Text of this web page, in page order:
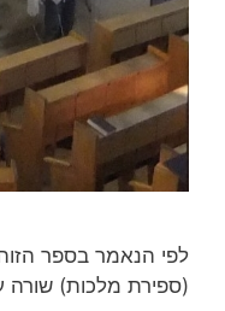
לפי הנאמר בספר
(ספירת מלכות) שורה